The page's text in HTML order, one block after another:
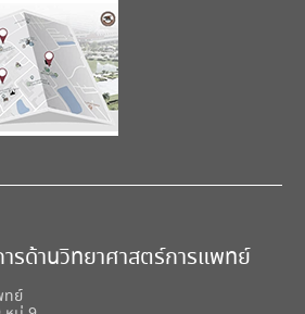
รด้านวิทยาศาสตร์การแพทย์
ทย์